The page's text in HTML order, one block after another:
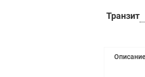
Транзит
Описание